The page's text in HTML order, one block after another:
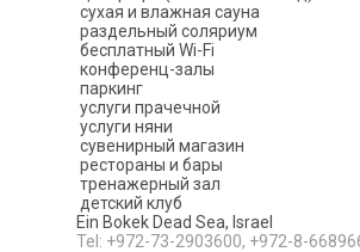
сухая и влажная сауна
раздельный соляриум
бесплатный Wi-Fi
конференц-залы
паркинг
услуги прачечной
услуги няни
сувенирный магазин
рестораны и бары
тренажерный зал
детский клуб
Ein Bokek Dead Sea, Israel
Tel: +972-73-2903600, +972-8-